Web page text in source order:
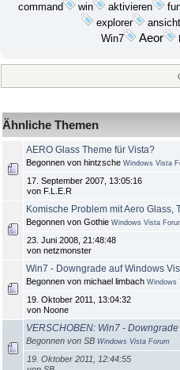
command
win aktivieren
explorer ansicht
Win7
Aeor
Ähnliche Themen
AERO Glass Theme für Vista?
Begonnen von hintzsche Windows Vista
17. September 2007, 13:05:16
von F.L.E.R
Komische Problem mit Aero Glass,
Begonnen von Gothie Windows Vista
23. Juni 2008, 21:48:48
von netzmonster
Win7 - Downgrade auf Windows
Begonnen von michael limbach Windows
19. Oktober 2011, 13:04:32
von Noone
VERSCHOBEN: Win7 -
Begonnen von SB Windows Vista Forum
19. Oktober 2011, 12:44:55